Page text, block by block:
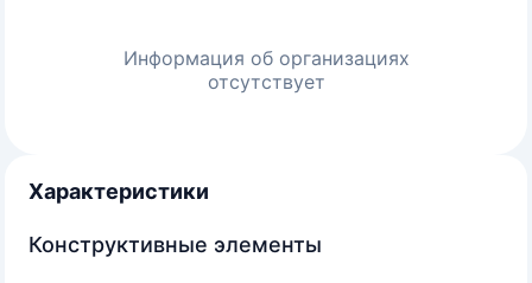
Информация об организациях
отсутствует
Характеристики
Конструктивные элементы